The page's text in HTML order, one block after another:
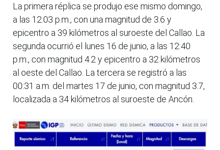
La primera réplica se produjo ese mismo domingo,
a las 12:03 p.m., con una magnitud de 3.6 y
epicentro a 39 kilómetros al suroeste del Callao. La
segunda ocurrió el lunes 16 de junio, a las 12:40
p.m., con magnitud 4.2 y epicentro a 32 kilómetros
al oeste del Callao. La tercera se registró a las
00:31 a.m. del martes 17 de junio, con magnitud 3.7,
localizada a 34 kilómetros al suroeste de Ancón.